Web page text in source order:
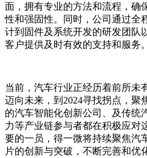
面，拥有专业的方法和流程，确
性和强固性。同时，公司通过全
计到固件及系统开发的研发团队
客户提供及时有效的支持和服务。
当前，汽车行业正经历着前所未
迈向未来，到2024寻找拐点，聚
的汽车智能化创新公司、及传统
力等产业链参与者都在积极应对
要的一员，得一微将持续聚焦汽
片的创新与突破，不断完善和优